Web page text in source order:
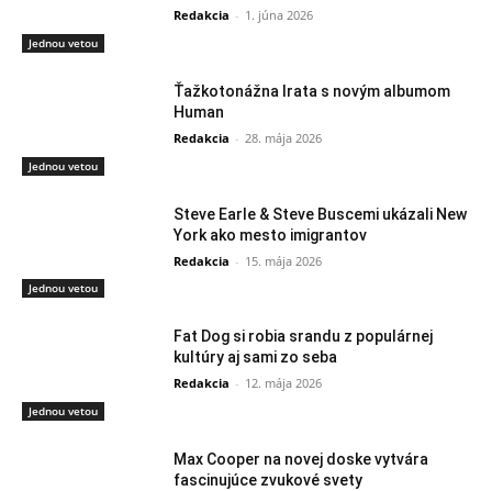
Jednou vetou
Redakcia - 1. júna 2026
Jednou vetou
Ťažkotonážna Irata s novým albumom
Human
Redakcia - 28. mája 2026
Jednou vetou
Steve Earle & Steve Buscemi ukázali New
York ako mesto imigrantov
Redakcia - 15. mája 2026
Jednou vetou
Fat Dog si robia srandu z populárnej
kultúry aj sami zo seba
Redakcia - 12. mája 2026
Max Cooper na novej doske vytvára
fascinujúce zvukové svety